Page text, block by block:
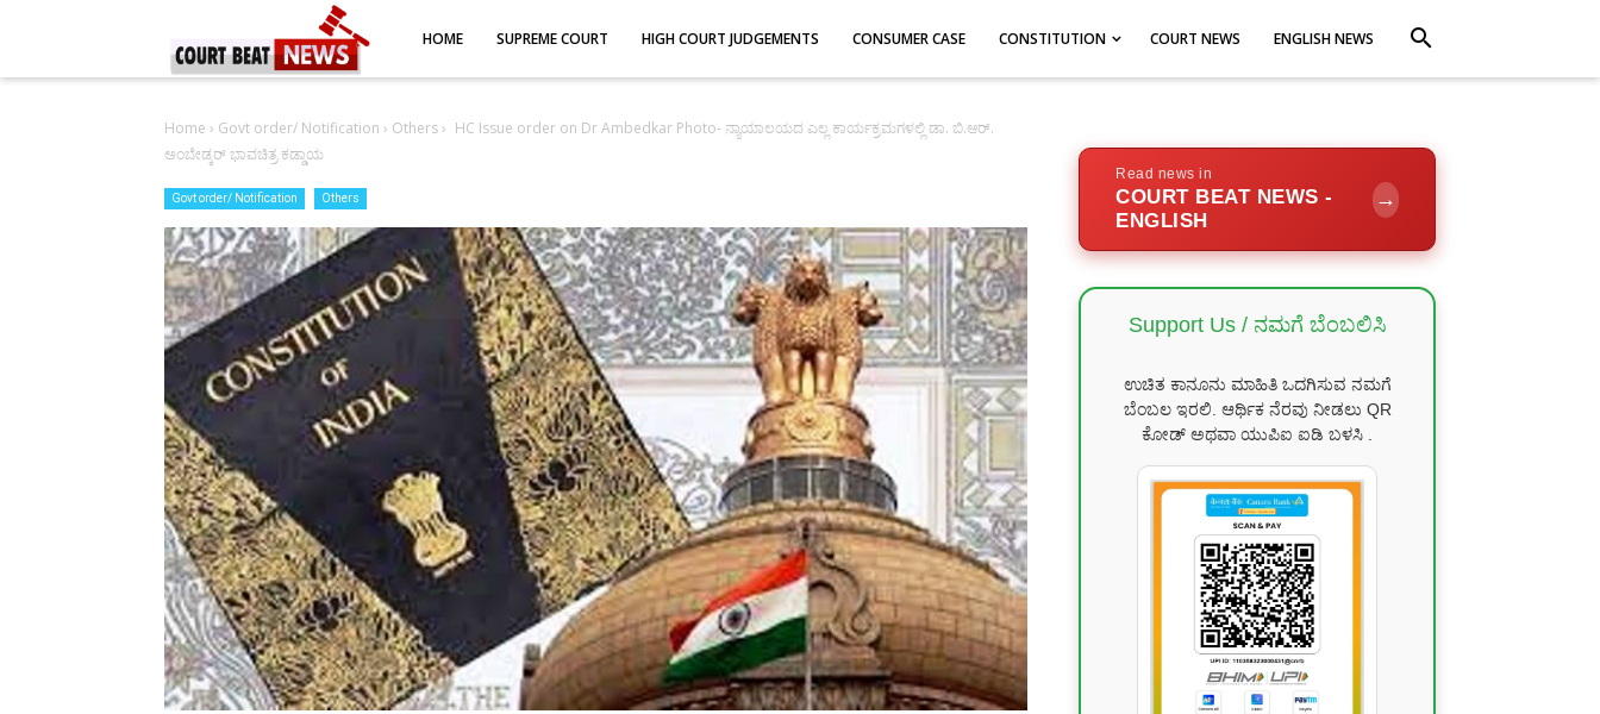
HOME SUPREME COURT HIGH COURT JUDGEMENTS CONSUMER CASE CONSTITUTION COURT NEWS ENGLISH NEWS search
Home › Govt order/ Notification › Others› HC Issue order on Dr Ambedkar Photo- ನ್ಯಾಯಾಲಯದ ಎಲ್ಲ ಕಾರ್ಯಕ್ರಮಗಳಲ್ಲಿ ಡಾ. ಬಿ.ಆರ್.
ಅಂಬೇಡ್ಕರ್ ಭಾವಚಿತ್ರ ಕಡ್ಡಾಯ
Govt order/ Notification Others
Read news in
COURT BEAT NEWS -
ENGLISH
→
Support Us / ನಮಗೆ ಬೆಂಬಲಿಸಿ
ಉಚಿತ ಕಾನೂನು ಮಾಹಿತಿ ಒದಗಿಸುವ ನಮಗೆ
ಬೆಂಬಲ ಇರಲಿ. ಆರ್ಥಿಕ ನೆರವು ನೀಡಲು QR
ಕೋಡ್ ಅಥವಾ ಯುಪಿಐ ಐಡಿ ಬಳಸಿ .